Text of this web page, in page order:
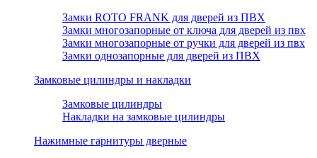
Замки ROTO FRANK для дверей из ПВХ
Замки многозапорные от ключа для дверей из пвх
Замки многозапорные от ручки для дверей из пвх
Замки однозапорные для дверей из ПВХ
Замковые цилиндры и накладки
Замковые цилиндры
Накладки на замковые цилиндры
Нажимные гарнитуры дверные